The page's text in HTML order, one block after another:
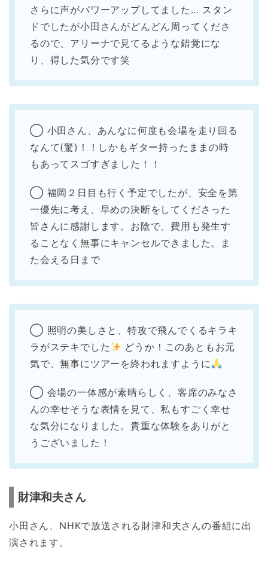
さらに声がパワーアップしてました… スタン
ドでしたが小田さんがどんどん周ってくださ
るので、アリーナで見てるような錯覚にな
り、得した気分です笑
◯ 小田さん、あんなに何度も会場を走り回る
なんて(驚)！！しかもギター持ったままの時
もあってスゴすぎました！！
◯ 福岡２日目も行く予定でしたが、安全を第
一優先に考え、早めの決断をしてくださった
皆さんに感謝します。お陰で、費用も発生す
ることなく無事にキャンセルできました。ま
た会える日まで
◯ 照明の美しさと、特攻で飛んでくるキラキ
ラがステキでした
どうか！このあともお元
気で、無事にツアーを終われますように
◯ 会場の一体感が素晴らしく、客席のみなさ
んの幸せそうな表情を見て、私もすごく幸せ
な気分になりました。貴重な体験をありがと
うございました！
財津和夫さん
小田さん、NHKで放送される財津和夫さんの番組に出
演されます。